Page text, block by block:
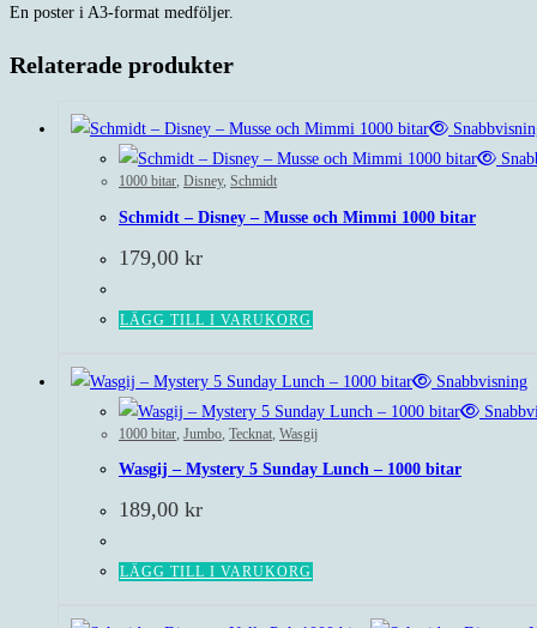
En poster i A3-format medföljer.
Relaterade produkter
1000 bitar, Disney, Schmidt
Schmidt – Disney – Musse och Mimmi 1000 bitar
179,00 kr
LÄGG TILL I VARUKORG
Snabbvisning
1000 bitar Jumbo Tecknat Wasgij
Wasgij – Mystery 5 Sunday Lunch – 1000 bitar
189,00 kr
LÄGG TILL I VARUKORG